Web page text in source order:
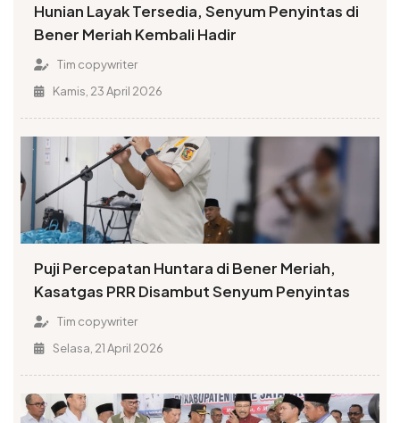
Hunian Layak Tersedia, Senyum Penyintas di
Bener Meriah Kembali Hadir
Tim copywriter
Kamis, 23 April 2026
Puji Percepatan Huntara di Bener Meriah,
Kasatgas PRR Disambut Senyum Penyintas
Tim copywriter
Selasa, 21 April 2026